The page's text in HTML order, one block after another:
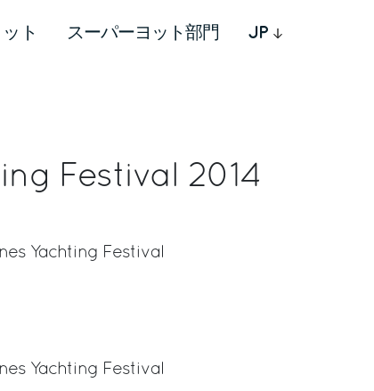
ット スーパーヨット部門 JP
Festival 2014
Yachting Festival
Yachting Festival